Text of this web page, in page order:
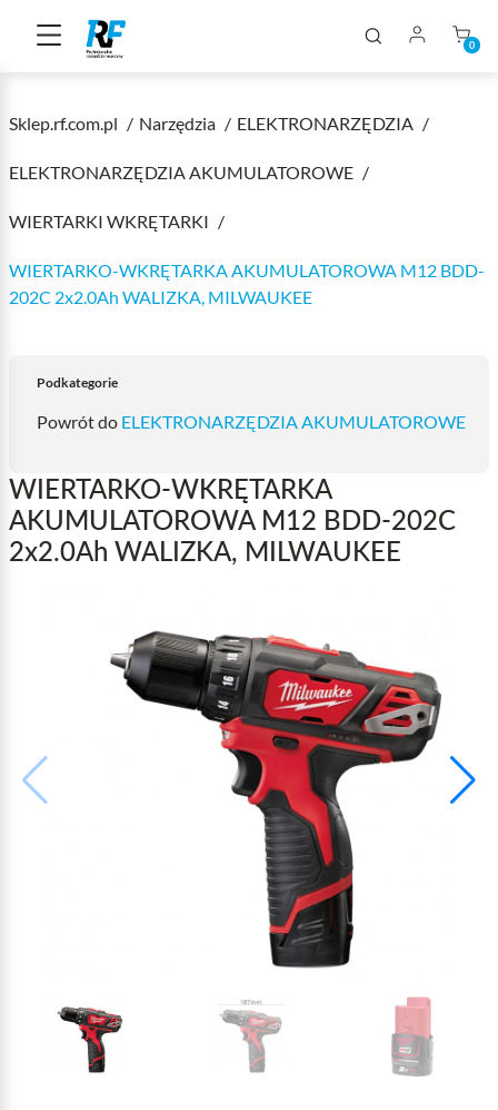
0
Sklep.rf.com.pl Narzędzia ELEKTRONARZĘDZIA
ELEKTRONARZĘDZIA AKUMULATOROWE
WIERTARKI WKRĘTARKI
WIERTARKO-WKRĘTARKA AKUMULATOROWA M12 BDD-
202C 2x2.0Ah WALIZKA, MILWAUKEE
Podkategorie
Powrót do ELEKTRONARZĘDZIA AKUMULATOROWE
WIERTARKO-WKRĘTARKA
AKUMULATOROWA M12 BDD-202C
2x2.0Ah WALIZKA, MILWAUKEE